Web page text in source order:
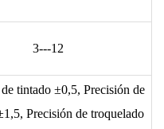
3---12
tintado ±0,5, Precisión de
Precisión de troquelado